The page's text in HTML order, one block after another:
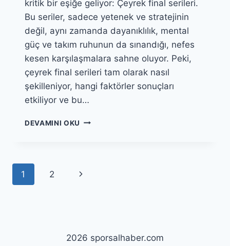
kritik bir eşiğe geliyor: Çeyrek final serileri.
Bu seriler, sadece yetenek ve stratejinin
değil, aynı zamanda dayanıklılık, mental
güç ve takım ruhunun da sınandığı, nefes
kesen karşılaşmalara sahne oluyor. Peki,
çeyrek final serileri tam olarak nasıl
şekilleniyor, hangi faktörler sonuçları
etkiliyor ve bu…
DEVAMINI OKU BASKETBOLDA
ŞEKILLENIR?
Page
1 2
Next
2026 sporsalhaber.com